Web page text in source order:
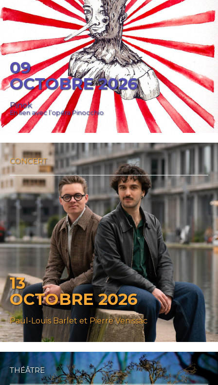
09
OCTOBRE 2026
Pinok
En lien avec l’opéra Pinocchio
CONCERT
13
OCTOBRE 2026
Paul-Louis Barlet et Pierre Venissac
THÉÂTRE